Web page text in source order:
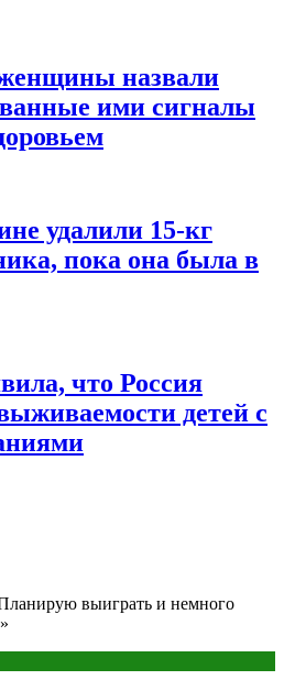
назвали
ими сигналы
удалили 15-кг
пока она была в
что Россия
детей с
выиграть и немного